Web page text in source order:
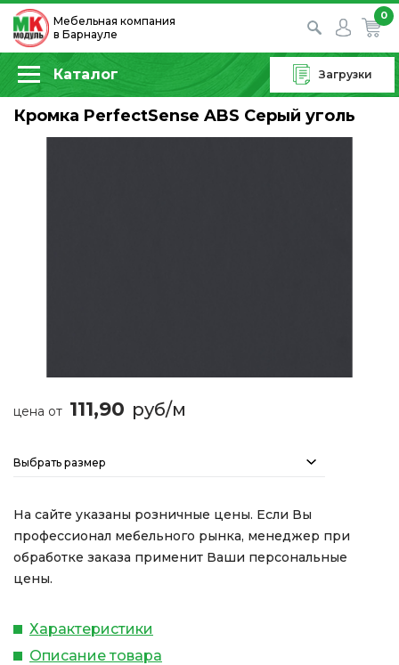
Мебельная компания
в Барнауле
0
Каталог Загрузки
Кромка PerfectSense ABS Серый уголь
цена от 111,90 руб/м
Выбрать размер
На сайте указаны розничные цены. Если Вы
профессионал мебельного рынка, менеджер при
обработке заказа применит Ваши персональные
цены.
Характеристики
Описание товара